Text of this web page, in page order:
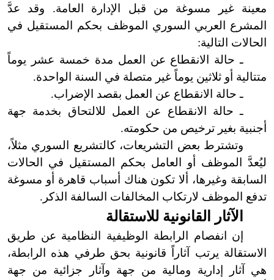
معينة غير مسوغة من قبل الإدارة العامة. وقد عدَّ
المشرع العربي السوري الموظف بحكم المستقيل في
الحالات
التالية:
ـ حالة الانقطاع عن العمل مدة خمسة عشر يوماً
متتالية أو ثلاثين يوماً غير متصلة في السنة الواحدة.
ـ حالة الانقطاع عن العمل بقصد الإضراب.
ـ حالة الانقطاع عن العمل للالتحاق بخدمة جهة
أجنبية بغير ترخيص من حكومته.
وتشترط بعض التشريعات، كالتشريع السوري مثلاً،
ليُعدَّ الموظف أو العامل بحكم المستقيل في الحالات
السابقة وغيرها، ألا تكون هناك أسباب قاهرة أو مسوغة
تدفع الموظف لارتكاب المخالفات السالفة الذكر.
الآثار القانونية للاستقالة
إن انفصام الرابطة الوظيفية النظامية عن طريق
الاستقالة يرتب آثاراً قانونية بحق طرفي هذه الرابطة،
هي آثار إدارية ومالية من جهة وآثار جزائية من جهة